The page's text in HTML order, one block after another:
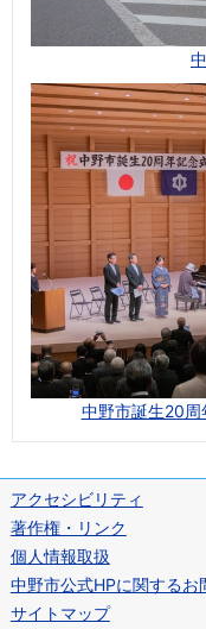
中野市誕生20周
アクセシビリティ
著作権・リンク
個人情報取扱
中野市公式HPに関するお
サイトマップ